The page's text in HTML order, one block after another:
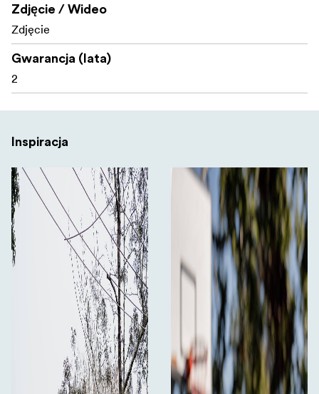
Zdjęcie / Wideo
Zdjęcie
Gwarancja (lata)
2
Inspiracja